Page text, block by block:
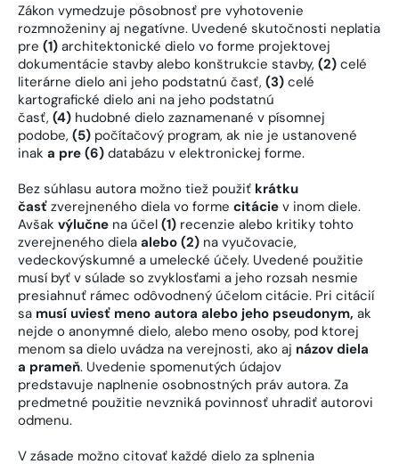
Zákon vymedzuje pôsobnosť pre vyhotovenie
rozmnoženiny aj negatívne. Uvedené skutočnosti neplatia
pre (1) architektonické dielo vo forme projektovej
dokumentácie stavby alebo konštrukcie stavby, (2) celé
literárne dielo ani jeho podstatnú časť, (3) celé
kartografické dielo ani na jeho podstatnú
časť, (4) hudobné dielo zaznamenané v písomnej
podobe, (5) počítačový program, ak nie je ustanovené
inak a pre (6) databázu v elektronickej forme.
Bez súhlasu autora možno tiež použiť krátku
časť zverejneného diela vo forme citácie v inom diele.
Avšak výlučne na účel (1) recenzie alebo kritiky tohto
zverejneného diela alebo (2) na vyučovacie,
vedeckovýskumné a umelecké účely. Uvedené použitie
musí byť v súlade so zvyklosťami a jeho rozsah nesmie
presiahnuť rámec odôvodnený účelom citácie. Pri citácií
sa musí uviesť meno autora alebo jeho pseudonym, ak
nejde o anonymné dielo, alebo meno osoby, pod ktorej
menom sa dielo uvádza na verejnosti, ako aj názov diela
a prameň. Uvedenie spomenutých údajov
predstavuje naplnenie osobnostných práv autora. Za
predmetné použitie nevzniká povinnosť uhradiť autorovi
odmenu.
V zásade možno citovať každé dielo za splnenia